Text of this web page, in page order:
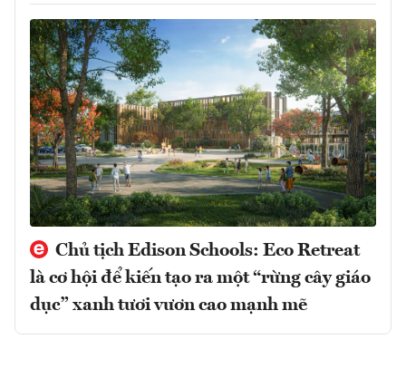
Chủ tịch Edison Schools: Eco Retreat
là cơ hội để kiến tạo ra một “rừng cây giáo
dục” xanh tươi vươn cao mạnh mẽ